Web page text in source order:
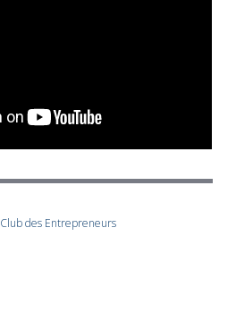
Club des Entrepreneurs